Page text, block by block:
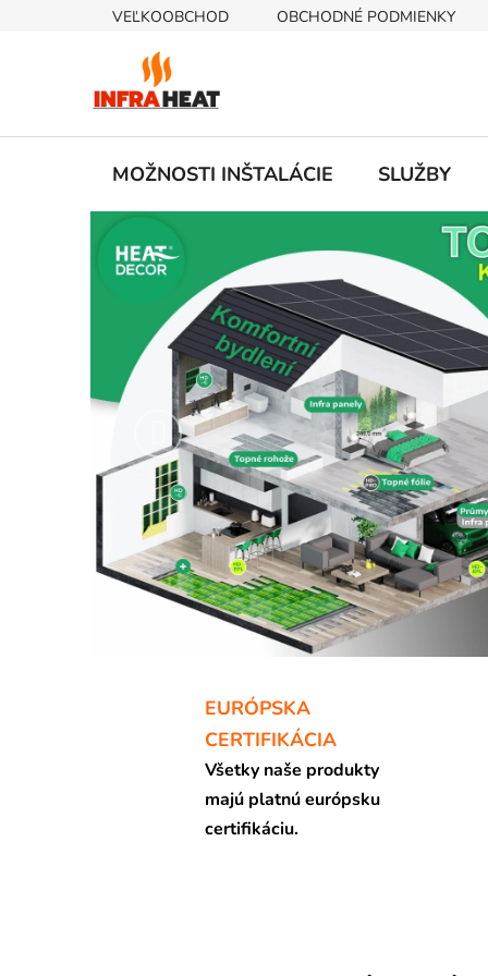
VEĽKOOBCHOD OBCHODNÉ PODMIENKY
MOŽNOSTI INŠTALÁCIE SLUŽBY
K
a
e
g
ó
e
Predchádzajúce
EURÓPSKA
CERTIFIKÁCIA
Všetky naše produkty
majú platnú európsku
certifikáciu.